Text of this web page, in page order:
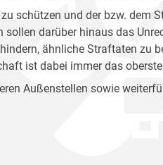
schützen und der bzw. dem
darüber hinaus das
ähnliche Straftaten zu
ist dabei immer das
Außenstellen sowie